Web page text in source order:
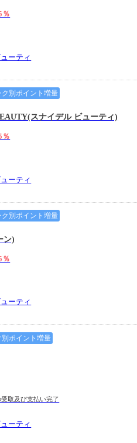
ーティ
ク別ポイント増量
スナイデル ビューティ)
ーティ
ク別ポイント増量
ン)
ーティ
別ポイント増量
取及び支払い完了
ーティ